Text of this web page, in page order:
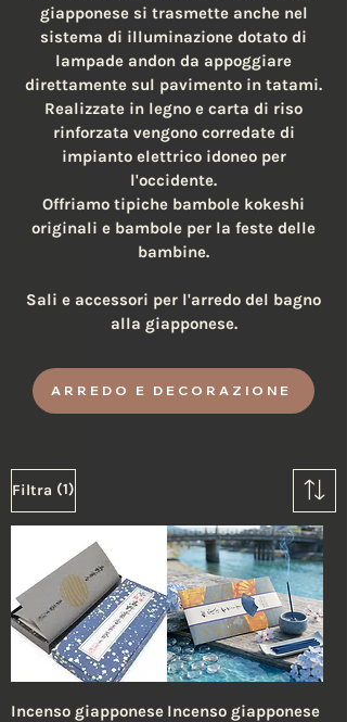
giapponese si trasmette anche nel
sistema di illuminazione dotato di
lampade andon da appoggiare
direttamente sul pavimento in tatami.
Realizzate in legno e carta di riso
rinforzata vengono corredate di
impianto elettrico idoneo per
l'occidente.
Offriamo tipiche bambole kokeshi
originali e bambole per la feste delle
bambine.
Sali e accessori per l'arredo del bagno
alla giapponese.
ARREDO E DECORAZIONE
Filtra (1)
Incenso giapponese Incenso giapponese